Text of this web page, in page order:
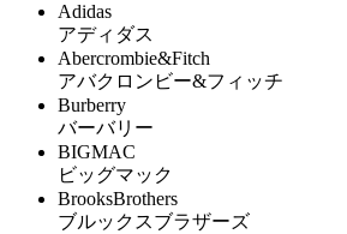
Adidas
アディダス
Abercrombie&Fitch
アバクロンビー&フィッチ
Burberry
バーバリー
BIGMAC
ビッグマック
BrooksBrothers
ブルックスブラザーズ